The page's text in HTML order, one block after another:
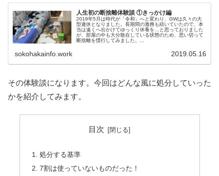
人生初の断捨離体験談 ①きっかけ編
2019年5月は時代が「令和」へと変わり、GWは久々の大
型連休となりました。長期間の激務も続いていたので、本
当は遠くへ出かけてゆっくり休養を…と思っておりました
が、部屋の中も大分散在している状態のため、思い切って
断捨離を慣行してみました。...
sokohakainfo.work 2019.05.16
その体験談になります。今回はどんな風に処分していった
かを紹介してみます。
目次
処分する基準
7割は使っていないものだった！